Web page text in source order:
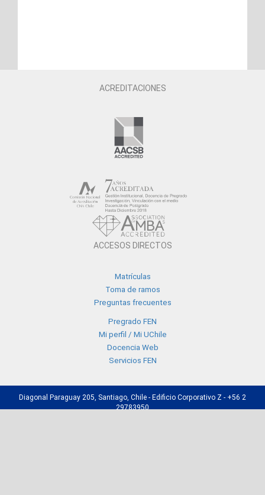
ACREDITACIONES
ACCESOS DIRECTOS
Matrículas
Toma de ramos
Preguntas frecuentes
Pregrado FEN
Mi perfil / Mi UChile
Docencia Web
Servicios FEN
Diagonal Paraguay 205, Santiago, Chile - Edificio Corporativo Z - +56 2
29783950